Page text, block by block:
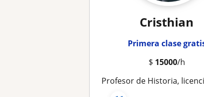
Cristhian
Primera clase
$ 15000/h
Profesor de Historia, licenciado en